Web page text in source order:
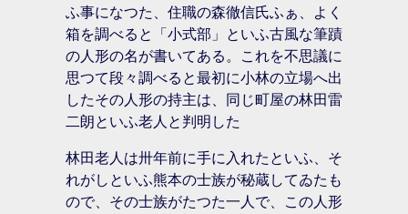
ふ事になつた、住職の森徹信氏ふぁ、よく
箱を調べると「小式部」といふ古風な筆蹟
の人形の名が書いてある。これを不思議に
思つて段々調べると最初に小林の立場へ出
したその人形の持主は、同じ町屋の林田雷
二朗といふ老人と判明した
林田老人は卅年前に手に入れたといふ、そ
れがしといふ熊本の士族が秘蔵してゐたも
ので、その士族がたつた一人で、この人形